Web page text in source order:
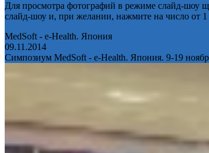
Для просмотра фотографий в режиме слайд-шоу
слайд-шоу и, при желании, нажмите на число от 1
MedSoft - e-Health. Япония
09.11.2014
Симпозиум MedSoft - e-Health. Япония. 9-19